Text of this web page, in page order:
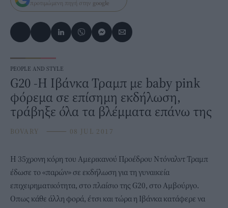
προτιμώμενη πηγή στην google
PEOPLE AND STYLE
G20 -Η Ιβάνκα Τραμπ με baby pink
φόρεμα σε επίσημη εκδήλωση,
τράβηξε όλα τα βλέμματα επάνω της
BOVARY ⸻ 08 JUL 2017
Η 35χρονη κόρη του Αμερικανού Προέδρου Ντόναλντ Τραμπ
έδωσε το «παρών» σε εκδήλωση για τη γυναικεία
επιχειρηματικότητα, στο πλαίσιο της G20, στο Αμβούργο.
Οπως κάθε άλλη φορά, έτσι και τώρα η Ιβάνκα κατάφερε να